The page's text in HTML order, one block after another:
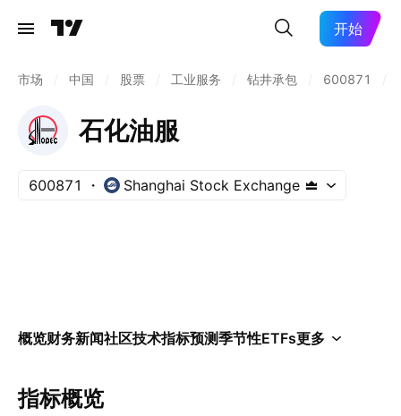
开始
市场 中国 股票 工业服务 钻井承包 600871
石化油服
600871 Shanghai Stock Exchange
概览财务新闻社区技术指标预测季节性ETFs更多
指标概览